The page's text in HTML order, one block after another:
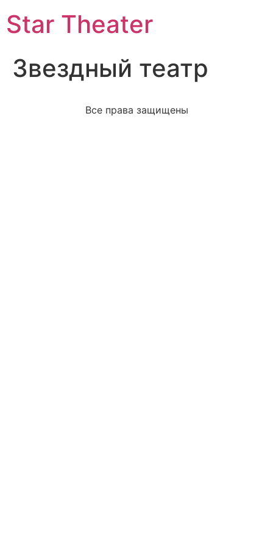
Star Theater
Звездный театр
Все права защищены